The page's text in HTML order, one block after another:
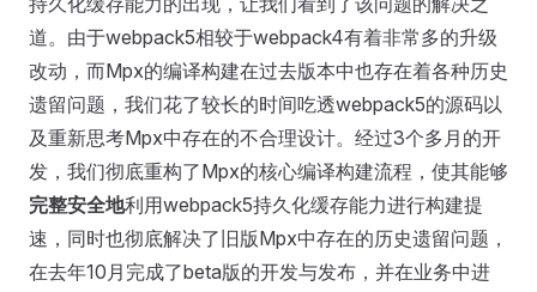
道。由于webpack5相较于webpack4有着非常多的升级
改动，而Mpx的编译构建在过去版本中也存在着各种历史
遗留问题，我们花了较长的时间吃透webpack5的源码以
及重新思考Mpx中存在的不合理设计。经过3个多月的开
发，我们彻底重构了Mpx的核心编译构建流程，使其能够
完整安全地利用webpack5持久化缓存能力进行构建提
速，同时也彻底解决了旧版Mpx中存在的历史遗留问题，
在去年10月完成了beta版的开发与发布，并在业务中进